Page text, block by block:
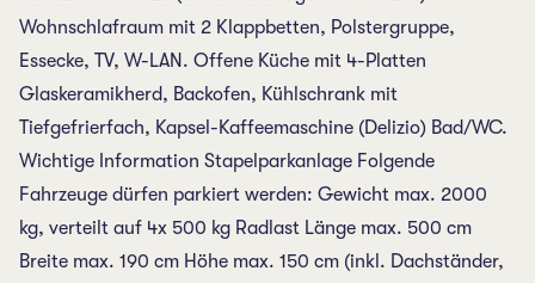
Wohnschlafraum mit 2 Klappbetten, Polstergruppe,
Essecke, TV, W-LAN. Offene Küche mit 4-Platten
Glaskeramikherd, Backofen, Kühlschrank mit
Tiefgefrierfach, Kapsel-Kaffeemaschine (Delizio) Bad/WC.
Wichtige Information Stapelparkanlage Folgende
Fahrzeuge dürfen parkiert werden: Gewicht max. 2000
kg, verteilt auf 4x 500 kg Radlast Länge max. 500 cm
Breite max. 190 cm Höhe max. 150 cm (inkl. Dachständer,